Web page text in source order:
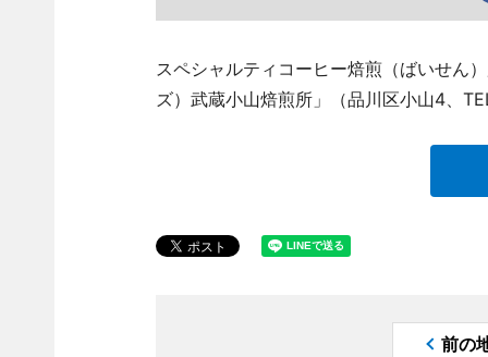
スペシャルティコーヒー焙煎（ばいせん
ズ）武蔵小山焙煎所」（品川区小山4、
前の